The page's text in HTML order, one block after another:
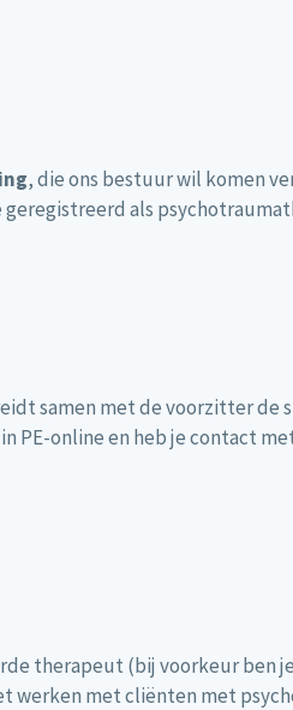
, die ons bestuur wil komen
als
samen met de voorzitter de
PE-online en heb je contact
therapeut (bij voorkeur ben
werken met cliënten met